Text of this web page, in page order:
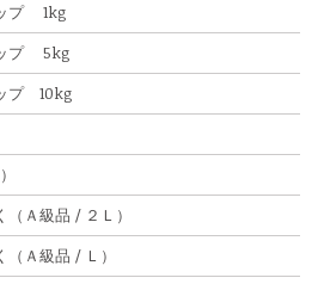
プ 1kg
ップ 5kg
プ 10kg
Ａ級品 / ２Ｌ）
Ａ級品 / Ｌ）